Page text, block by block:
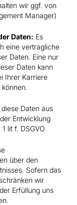
wir ggf. von
Manager)
Daten: Es
eine vertragliche
Daten. Eine nur
Daten kann
Ihrer Karriere
Daten aus
Entwicklung
lit f. DSGVO
über den
Sofern das
wir
Erfüllung uns